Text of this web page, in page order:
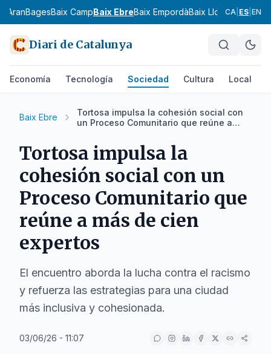
AranBagesBaix CampBaix EbreBaix EmpordàBaix LlobregatBaix
CA ES EN
Diari de Catalunya
Economía Tecnología Sociedad Cultura Local
Baix Ebre
Tortosa impulsa la cohesión social con
un Proceso Comunitario que reúne a
Tortosa impulsa la
cohesión social con un
Proceso Comunitario que
reúne a más de cien
expertos
El encuentro aborda la lucha contra el racismo
y refuerza las estrategias para una ciudad
más inclusiva y cohesionada.
03/06/26 - 11:07